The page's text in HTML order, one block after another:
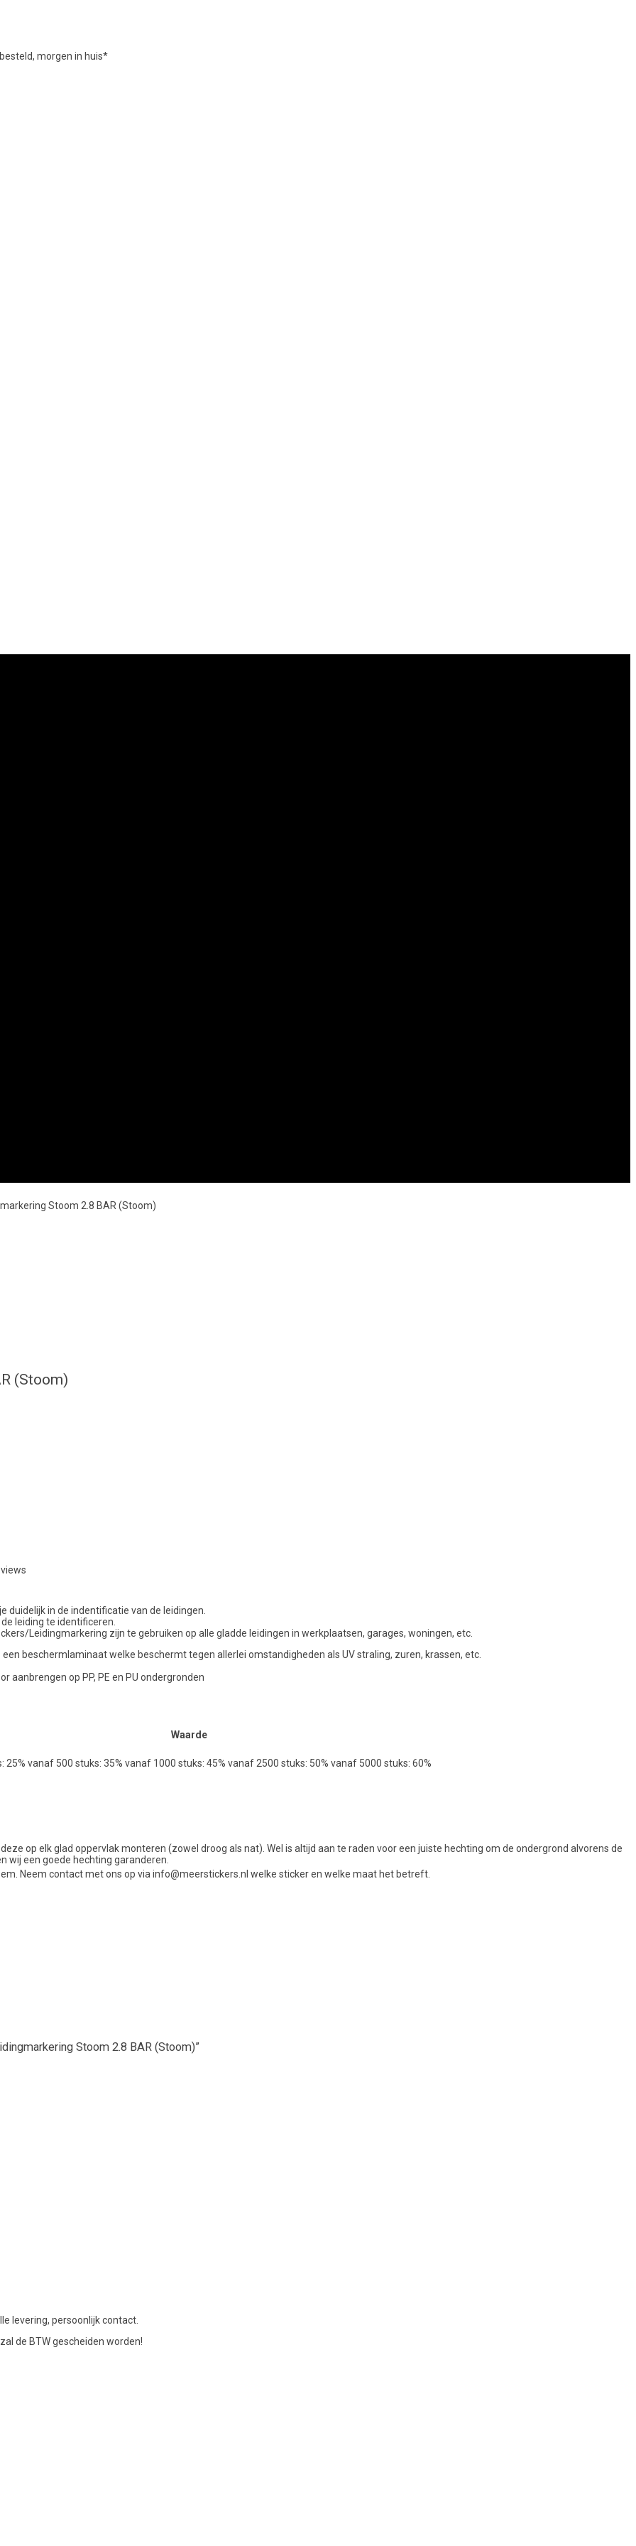
morgen in huis*
Stoom 2.8 BAR (Stoom)
(Stoom)
duidelijk in de indentificatie van de leidingen.
leiding te identificeren.
Leidingmarkering zijn te gebruiken op alle gladde leidingen in werkplaatsen, garages, woningen, etc.
beschermlaminaat welke beschermt tegen allerlei omstandigheden als UV straling, zuren, krassen, etc.
aanbrengen op PP, PE en PU ondergronden
Waarde
vanaf 500 stuks: 35% vanaf 1000 stuks: 45% vanaf 2500 stuks: 50% vanaf 5000 stuks: 60%
op elk glad oppervlak monteren (zowel droog als nat). Wel is altijd aan te raden voor een juiste hechting om de ondergrond alvorens de
wij een goede hechting garanderen.
Neem contact met ons op via info@meerstickers.nl welke sticker en welke maat het betreft.
Stoom 2.8 BAR (Stoom)”
levering, persoonlijk contact.
de BTW gescheiden worden!